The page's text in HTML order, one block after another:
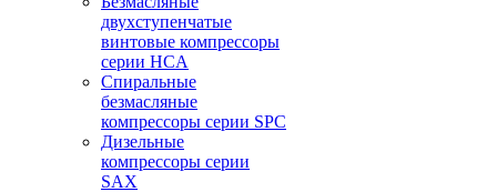
двухступенчатые
винтовые компрессоры
серии HCA
Спиральные
безмасляные
компрессоры серии SPC
Дизельные
компрессоры серии
SAX